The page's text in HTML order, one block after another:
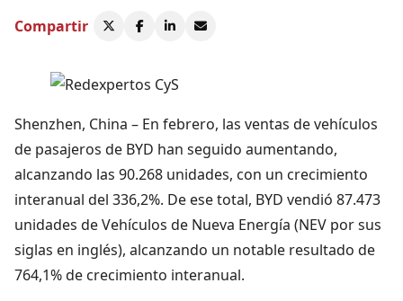
Compartir
Shenzhen, China – En febrero, las ventas de vehículos
de pasajeros de BYD han seguido aumentando,
alcanzando las 90.268 unidades, con un crecimiento
interanual del 336,2%. De ese total, BYD vendió 87.473
unidades de Vehículos de Nueva Energía (NEV por sus
siglas en inglés), alcanzando un notable resultado de
764,1% de crecimiento interanual.